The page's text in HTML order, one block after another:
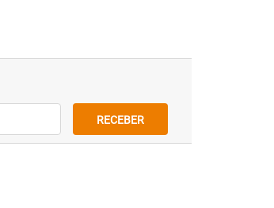
RECEBER